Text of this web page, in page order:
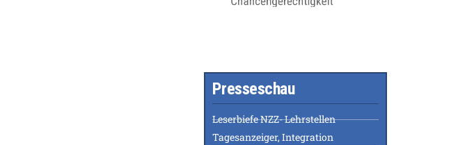
Presseschau
Leserbiefe NZZ- Lehrstellen
Tagesanzeiger, Integration